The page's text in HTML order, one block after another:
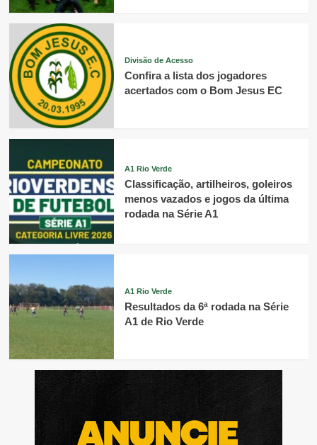
Divisão de Acesso
Confira a lista dos jogadores
acertados com o Bom Jesus EC
A1 Rio Verde
Classificação, artilheiros, goleiros
menos vazados e jogos da última
rodada na Série A1
A1 Rio Verde
Resultados da 6ª rodada na Série
A1 de Rio Verde